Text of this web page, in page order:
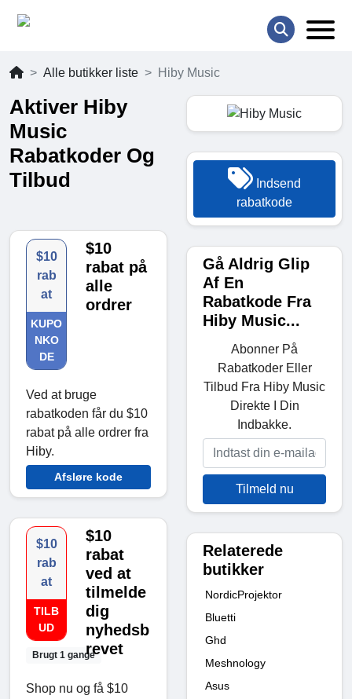
Alle butikker liste Hiby Music
Aktiver Hiby
Music
Rabatkoder Og
Tilbud
$10
rab
at
KUPO
NKO
DE
$10
rabat på
alle
ordrer
Ved at bruge
rabatkoden får du $10
rabat på alle ordrer fra
Hiby.
Afsløre kode
$10
rab
at
TILB
UD
Brugt 1 gange
$10
rabat
ved at
tilmelde
dig
nyhedsb
revet
Shop nu og få $10
Indsend
rabatkode
Gå Aldrig Glip
Af En
Rabatkode Fra
Hiby Music...
Abonner På
Rabatkoder Eller
Tilbud Fra Hiby Music
Direkte I Din
Indbakke.
Tilmeld nu
Relaterede
butikker
NordicProjektor
Bluetti
Ghd
Meshnology
Asus